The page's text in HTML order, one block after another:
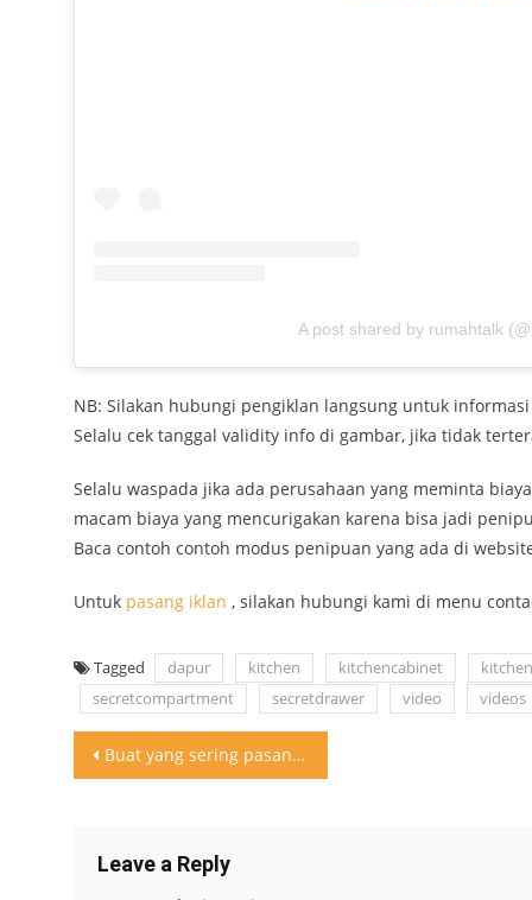
A post shared by rumahtalk
NB: Silakan hubungi pengiklan langsung untuk
Selalu cek tanggal validity info di gambar, jika tidak
Selalu waspada jika ada perusahaan yang meminta
macam biaya yang mencurigakan karena bisa jadi
Baca contoh contoh modus penipuan yang ada di
Untuk pasang iklan , silakan hubungi kami di menu
Tagged dapur kitchen kitchencabinet
secretcompartment
secretdrawer video videos
Post
Buat yang sering pasang ac di 16 derajat atau 18
Leave a Reply